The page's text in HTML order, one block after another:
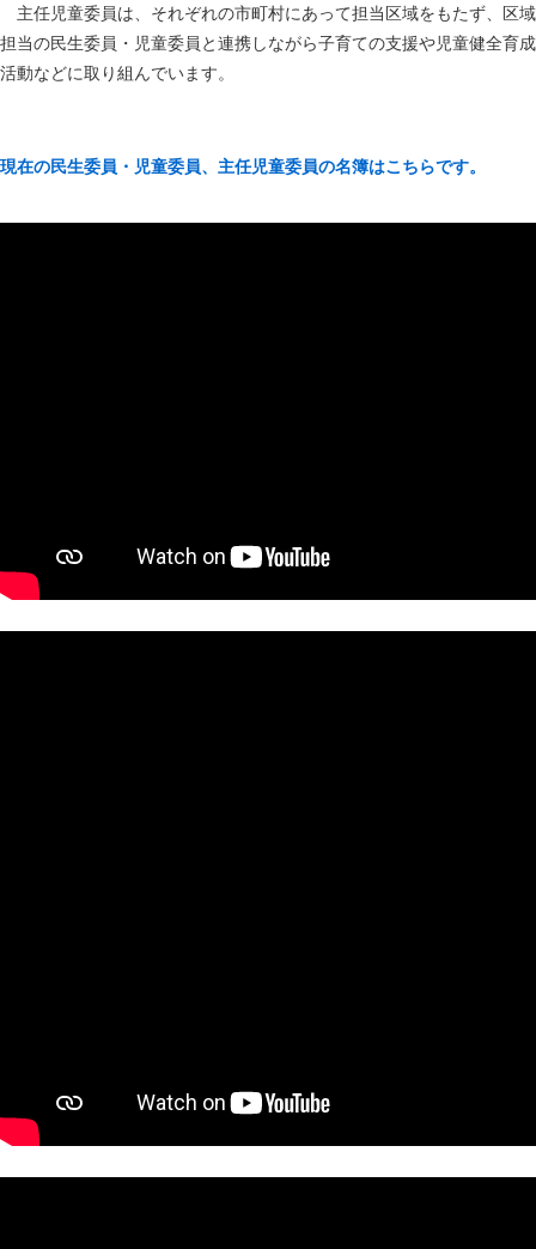
主任児童委員は、それぞれの市町村にあって担当区域をもたず、区域
担当の民生委員・児童委員と連携しながら子育ての支援や児童健全育成
活動などに取り組んでいます。
現在の民生委員・児童委員、主任児童委員の名簿はこちらです。